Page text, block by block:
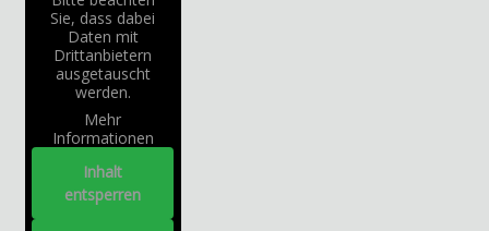
Sie, dass dabei
Daten mit
Drittanbietern
ausgetauscht
werden.
Mehr
Informationen
Inhalt
entsperren